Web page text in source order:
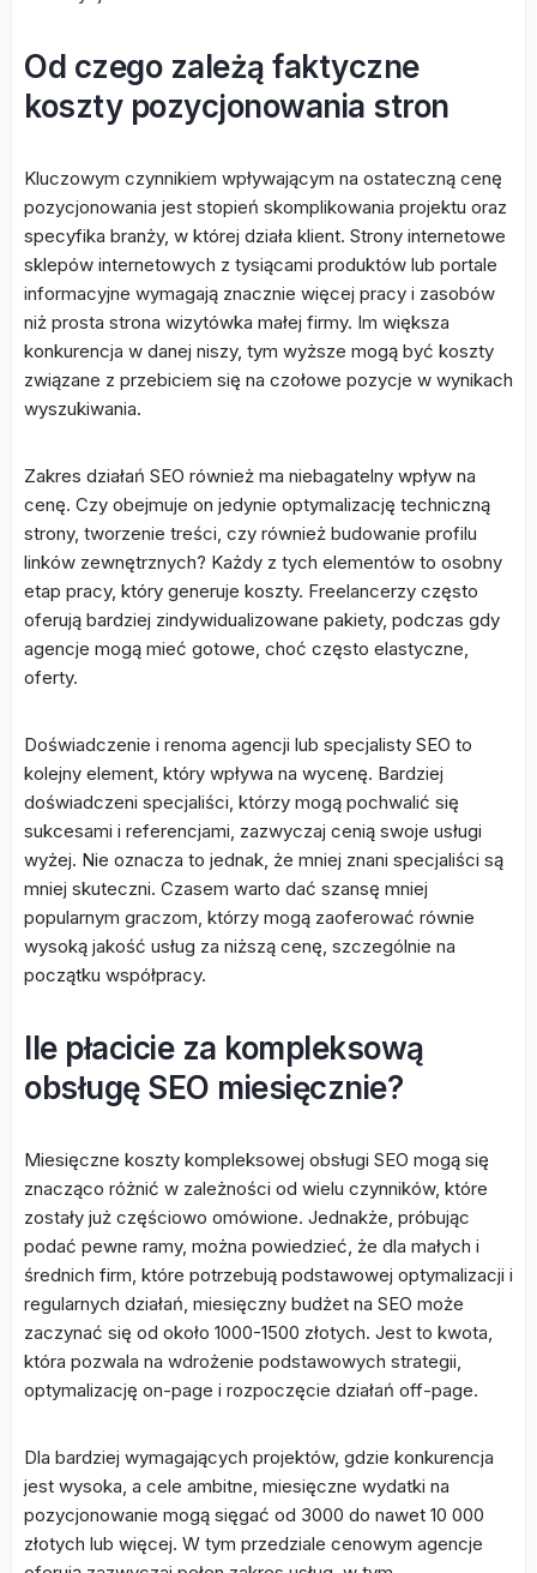
Od czego zależą faktyczne
koszty pozycjonowania stron
Kluczowym czynnikiem wpływającym na ostateczną cenę
pozycjonowania jest stopień skomplikowania projektu oraz
specyfika branży, w której działa klient. Strony internetowe
sklepów internetowych z tysiącami produktów lub portale
informacyjne wymagają znacznie więcej pracy i zasobów
niż prosta strona wizytówka małej firmy. Im większa
konkurencja w danej niszy, tym wyższe mogą być koszty
związane z przebiciem się na czołowe pozycje w wynikach
wyszukiwania.
Zakres działań SEO również ma niebagatelny wpływ na
cenę. Czy obejmuje on jedynie optymalizację techniczną
strony, tworzenie treści, czy również budowanie profilu
linków zewnętrznych? Każdy z tych elementów to osobny
etap pracy, który generuje koszty. Freelancerzy często
oferują bardziej zindywidualizowane pakiety, podczas gdy
agencje mogą mieć gotowe, choć często elastyczne,
oferty.
Doświadczenie i renoma agencji lub specjalisty SEO to
kolejny element, który wpływa na wycenę. Bardziej
doświadczeni specjaliści, którzy mogą pochwalić się
sukcesami i referencjami, zazwyczaj cenią swoje usługi
wyżej. Nie oznacza to jednak, że mniej znani specjaliści są
mniej skuteczni. Czasem warto dać szansę mniej
popularnym graczom, którzy mogą zaoferować równie
wysoką jakość usług za niższą cenę, szczególnie na
początku współpracy.
Ile płacicie za kompleksową
obsługę SEO miesięcznie?
Miesięczne koszty kompleksowej obsługi SEO mogą się
znacząco różnić w zależności od wielu czynników, które
zostały już częściowo omówione. Jednakże, próbując
podać pewne ramy, można powiedzieć, że dla małych i
średnich firm, które potrzebują podstawowej optymalizacji i
regularnych działań, miesięczny budżet na SEO może
zaczynać się od około 1000-1500 złotych. Jest to kwota,
która pozwala na wdrożenie podstawowych strategii,
optymalizację on-page i rozpoczęcie działań off-page.
Dla bardziej wymagających projektów, gdzie konkurencja
jest wysoka, a cele ambitne, miesięczne wydatki na
pozycjonowanie mogą sięgać od 3000 do nawet 10 000
złotych lub więcej. W tym przedziale cenowym agencje